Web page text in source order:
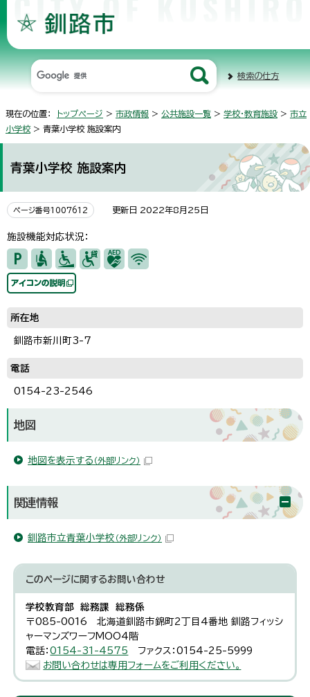
検索の仕方
現在の位置： トップページ > 市政情報 > 公共施設一覧 > 学校・教育施設 > 市立
小学校> 青葉小学校 施設案内
青葉小学校 施設案内
ページ番号1007612 更新日 2022年8月25日
施設機能対応状況：
所在地
釧路市新川町3-7
電話
0154-23-2546
地図
地図を表示する （外部リンク）
関連情報
釧路市立青葉小学校 （外部リンク）
このページに関するお問い合わせ
学校教育部 総務課 総務係
〒085-0016 北海道釧路市錦町2丁目4番地 釧路フィッシ
ャーマンズワーフMOO4階
電話：0154-31-4575
ファクス：0154-25-5999
お問い合わせは専用フォームをご利用ください。